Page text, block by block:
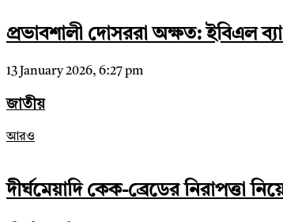
প্রভাবশালী দোসররা অক্ষত: ইবিএল
13 January 2026, 6:27 pm
জাতীয়
আরও
দীর্ঘমেয়াদি কেক-ব্রেডের নিরাপত্তা